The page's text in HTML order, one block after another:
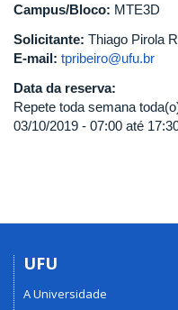
Campus/Bloco: MTE3D
Solicitante: Thiago Pirola
E-mail: tpribeiro@ufu.br
Data da reserva:
Repete toda semana
03/10/2019 - 07:00 até
UFU
A Universidade